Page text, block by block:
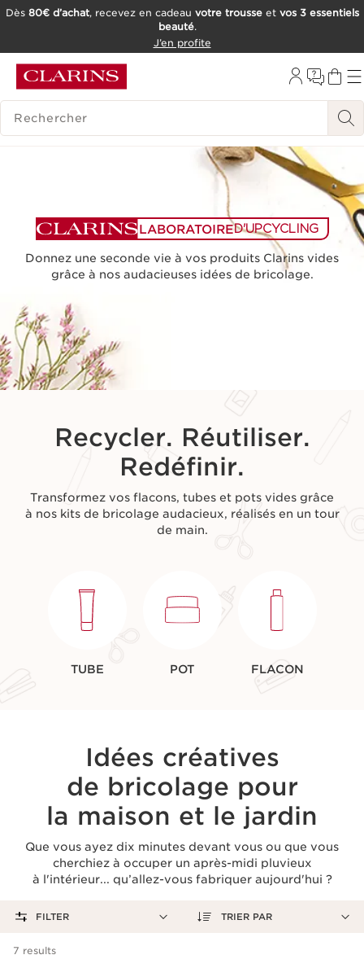
OUTIL D'ACCESSIBILITÉ
Dès 80€ d’achat, recevez en cadeau votre trousseet vos 3 essentiels
beauté.
J’en profite
HISTORIQUE DES RECHERCHES
LABORATOIRED'UPCYCLING
Donnez une seconde vie à vos produits Clarins vides
grâce à nos audacieuses idées de bricolage.
*Conseils de réutilisation des emballages Clarins
Recycler. Réutiliser.
Redéfinir.
Transformez vos flacons, tubes et pots vides grâce
à nos kits de bricolage audacieux, réalisés en un tour
de main.
TUBE POT FLACON
Idées créatives
de bricolage pour
la maison et le jardin
Que vous ayez dix minutes devant vous ou que vous
cherchiez à occuper un après-midi pluvieux
à l'intérieur... qu’allez-vous fabriquer aujourd'hui ?
FILTER TRIER PAR
Ordre alphabétique (A > Z)
7 results